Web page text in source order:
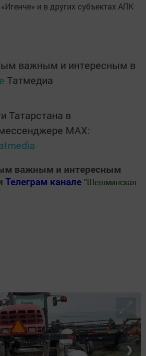
и в других субъектах АПК
важным и интересным в
Татмедиа
Татарстана в
MАХ:
важным и интересным
Телеграм канале " Шешминская
❯